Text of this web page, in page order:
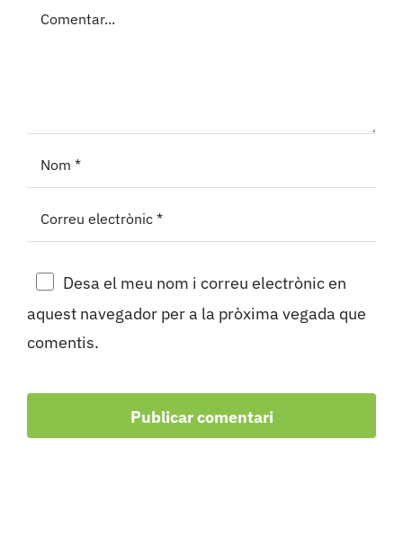
Comment
Desa el meu nom i correu electrònic en
aquest navegador per a la pròxima vegada que
comentis.